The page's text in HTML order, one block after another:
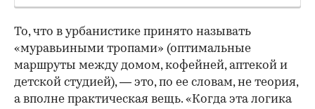
То, что в урбанистике принято называть
«муравьиными тропами» (оптимальные
маршруты между домом, кофейней, аптекой и
детской студией), — это, по ее словам, не теория,
а вполне практическая вещь. «Когда эта логика